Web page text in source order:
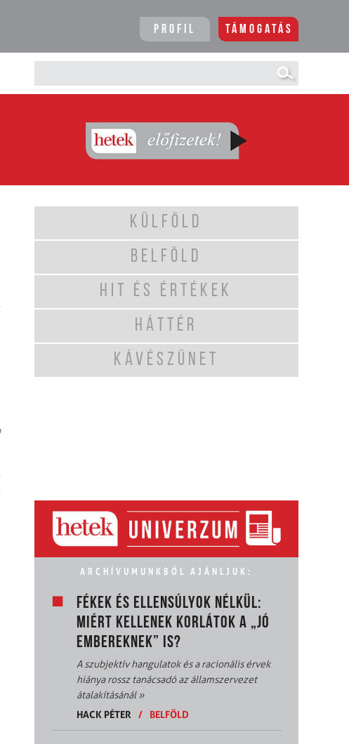
Profil Támogatás
KÜLFÖLD
BELFÖLD
HIT ÉS ÉRTÉKEK
HÁTTÉR
KÁVÉSZÜNET
ARCHÍVUMUNKBÓL AJÁNLJUK:
FÉKEK ÉS ELLENSÚLYOK NÉLKÜL:
MIÉRT KELLENEK KORLÁTOK A „JÓ
EMBEREKNEK” IS?
A szubjektív hangulatok és a racionális érvek
hiánya rossz tanácsadó az államszervezet
átalakításánál»
HACK PÉTER
/ BELFÖLD